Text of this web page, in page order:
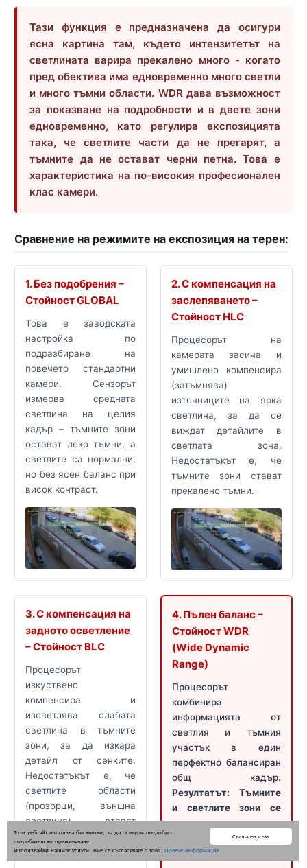
Съгласен съм
Този уебсайт използва бисквитки, за да осигури по-добро
потребителско преживяване.
Използвайки нашите услуги, Вие се съгласявате с това. Повече информация
Тази функция е предназначена да осигури
ясна картина там, където интензитетът на
светлината варира прекалено много - когато
пред обектива има едновременно много светли
и много тъмни области. WDR дава възможност
за показване на подробности и в двете зони
едновременно, като регулира експозицията
така, че светлите части да не прегарят, а
тъмните да не остават черни петна. Това е
характеристика на по-високия професионален
клас камери.
Сравнение на режимите на експозиция на терен:
1. Без подобрения –
Стойност GLOBAL
Това е заводската
настройка по
подразбиране на
повечето стандартни
камери. Сензорът
измерва средната
светлина на целия
кадър – тъмните зони
остават леко тъмни, а
светлите са нормални,
но без ясен баланс при
висок контраст.
2. С компенсация на
заслепяването –
Стойност HLC
Процесорът на
камерата засича и
умишлено компенсира
(затъмнява)
източниците на ярка
светлина, за да се
виждат детайлите в
светлата зона.
Недостатъкът е, че
тъмните зони стават
прекалено тъмни.
3. С компенсация на
задното осветление
– Стойност BLC
Процесорът
изкуствено
компенсира и
изсветлява слабата
светлина в тъмните
зони, за да изкара
детайл от сенките.
Недостатъкът е, че
светлите области
(прозорци, външна
светлина) стават
прекалено светли и
прегарят.
4. Пълен баланс –
Стойност WDR
(Wide Dynamic
Range)
Процесорът
комбинира
информацията от
светлия и тъмния
участък в един
перфектно балансиран
общ кадър.
Резултатът: Тъмните
и светлите зони се
виждат еднакво
добре, с перфектен
детайл навсякъде.